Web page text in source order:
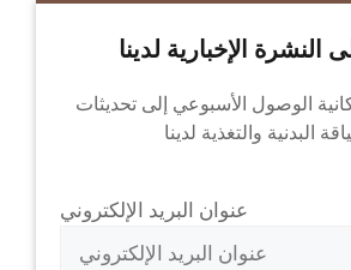
النشرة الإخبارية لدينا
الوصول الأسبوعي إلى تحديثات
عنوان البريد الإلكتروني